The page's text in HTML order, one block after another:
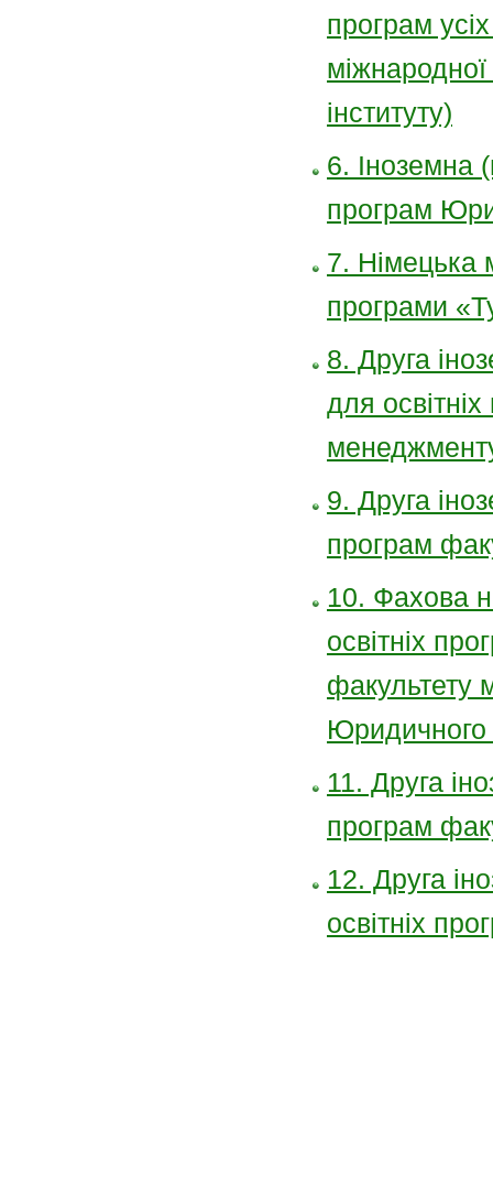
програм
інституту)
6. Іноземна
програм
7. Німецька
програми
8. Друга
для
9. Друга
програм
10. Фахова
освітніх
факультету
Юридичного
11. Друга
програм
12. Друга
освітніх